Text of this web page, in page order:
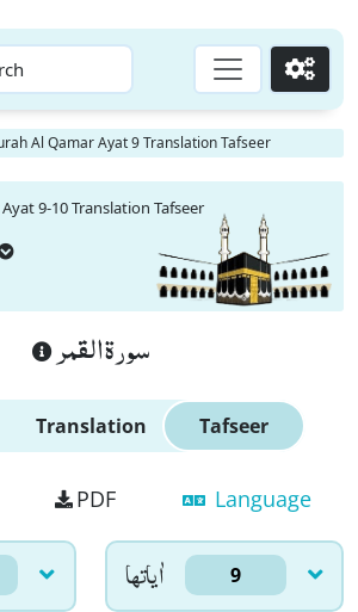
Go
Al Qamar Ayat 9 Translation Tafseer
9-10 Translation Tafseer
سورة القمر
Translation Tafseer
PDF Language
اٰياتها 9